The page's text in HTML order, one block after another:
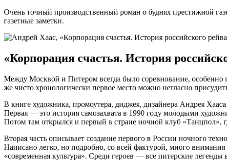
Очень точный производственный роман о буднях престижной
газетные заметки.
«Корпорация счастья. История
Между Москвой и Питером всегда было соревнование, особенно
же чисто хронологически первое место можно негласно
В книге художника, промоутера, диджея, дизайнера Андрея
Первая — это история самозахвата в 1990 году молодыми
Потом там открылся и первый в стране ночной клуб «Танцпол»,
Вторая часть описывает создание первого в России ночного
Написано легко, но подробно, со всей фактурой, много
«современная культура». Среди героев — все питерские